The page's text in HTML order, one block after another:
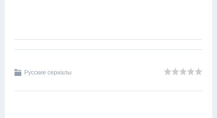
Русские сериалы